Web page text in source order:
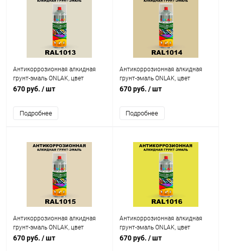
Антикоррозионная алкидная
грунт-эмаль ONLAK, цвет
RAL1013, спрей 520мл
670 руб. / шт
Подробнее
Антикоррозионная алкидная
грунт-эмаль ONLAK, цвет
RAL1014, спрей 520мл
670 руб. / шт
Подробнее
Антикоррозионная алкидная
грунт-эмаль ONLAK, цвет
RAL1015, спрей 520мл
670 руб. / шт
Антикоррозионная алкидная
грунт-эмаль ONLAK, цвет
RAL1016, спрей 520мл
670 руб. / шт